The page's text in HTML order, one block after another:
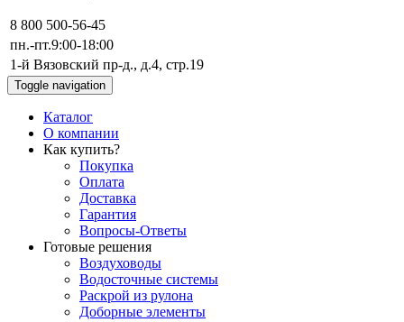
8 800 500-56-45
пн.-пт.9:00-18:00
1-й Вязовский пр-д., д.4, стр.19
Toggle navigation
Каталог
О компании
Как купить?
Покупка
Оплата
Доставка
Гарантия
Вопросы-Ответы
Готовые решения
Воздуховоды
Водосточные системы
Раскрой из рулона
Доборные элементы